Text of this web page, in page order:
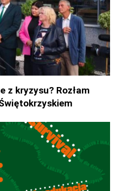
z kryzysu? Rozłam